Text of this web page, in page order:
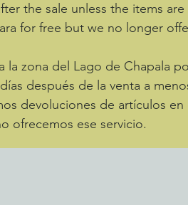
the sale unless the items
for free but we no longer
la zona del Lago de Chapala
después de la venta a
devoluciones de artículos
ofrecemos ese servicio.